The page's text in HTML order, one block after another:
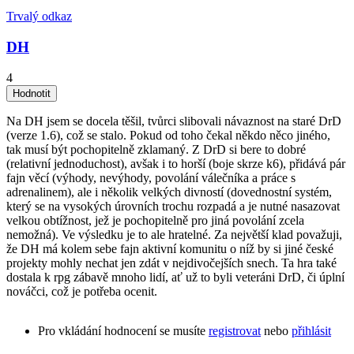
Trvalý odkaz
DH
4
Na DH jsem se docela těšil, tvůrci slibovali návaznost na staré DrD
(verze 1.6), což se stalo. Pokud od toho čekal někdo něco jiného,
tak musí být pochopitelně zklamaný. Z DrD si bere to dobré
(relativní jednoduchost), avšak i to horší (boje skrze k6), přidává pár
fajn věcí (výhody, nevýhody, povolání válečníka a práce s
adrenalinem), ale i několik velkých divností (dovednostní systém,
který se na vysokých úrovních trochu rozpadá a je nutné nasazovat
velkou obtížnost, jež je pochopitelně pro jiná povolání zcela
nemožná). Ve výsledku je to ale hratelné. Za největší klad považuji,
že DH má kolem sebe fajn aktivní komunitu o níž by si jiné české
projekty mohly nechat jen zdát v nejdivočejších snech. Ta hra také
dostala k rpg zábavě mnoho lidí, ať už to byli veteráni DrD, či úplní
nováčci, což je potřeba ocenit.
Pro vkládání hodnocení se musíte registrovat nebo přihlásit